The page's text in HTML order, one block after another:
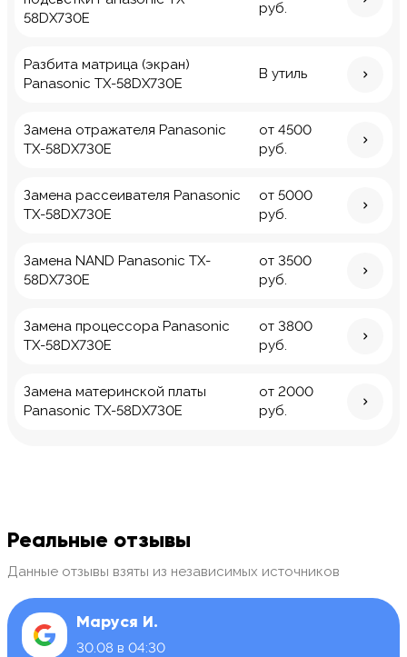
58DX730E
руб.
Разбита матрица (экран)
Panasonic TX-58DX730E
В утиль
Замена отражателя Panasonic
TX-58DX730E
от 4500
руб.
Замена рассеивателя Panasonic
TX-58DX730E
от 5000
руб.
Замена NAND Panasonic TX-
58DX730E
от 3500
руб.
Замена процессора Panasonic
TX-58DX730E
от 3800
руб.
Замена материнской платы
Panasonic TX-58DX730E
от 2000
руб.
Реальные отзывы
Данные отзывы взяты из независимых источников
Маруся И.
30.08 в 04:30